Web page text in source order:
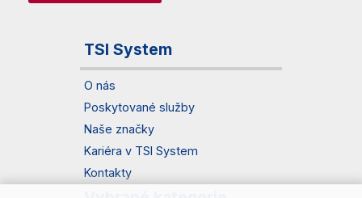
TSI System
O nás
Poskytované služby
Naše značky
Kariéra v TSI System
Kontakty